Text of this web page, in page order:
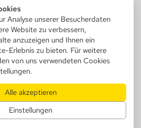
Analyse unserer Besucherdaten
Website zu verbessern,
anzuzeigen und Ihnen ein
Erlebnis zu bieten. Für weitere
von uns verwendeten Cookies
Alle akzeptieren
Einstellungen
Filter Regular
40 Filter